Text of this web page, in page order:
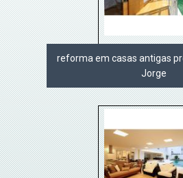
reforma em casas antigas
Jorge